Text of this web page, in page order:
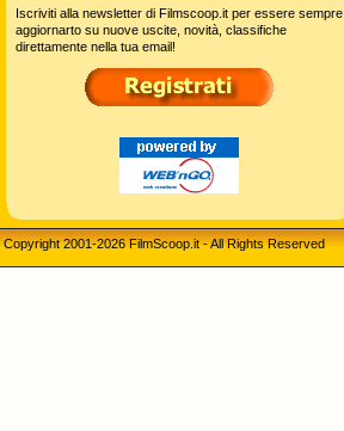
Iscriviti alla newsletter di Filmscoop.it per essere sempre
aggiornarto su nuove uscite, novità, classifiche
direttamente nella tua email!
Copyright 2001-2026 FilmScoop.it - All Rights Reserved